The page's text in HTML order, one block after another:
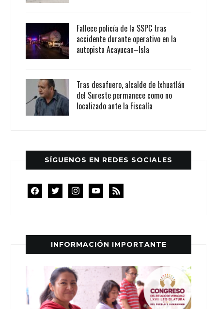
Fallece policía de la SSPC tras
accidente durante operativo en la
autopista Acayucan–Isla
Tras desafuero, alcalde de Ixhuatlán
del Sureste permanece como no
localizado ante la Fiscalía
SÍGUENOS EN REDES SOCIALES
facebooktwitterinstagramyoutube
rss
INFORMACIÓN IMPORTANTE